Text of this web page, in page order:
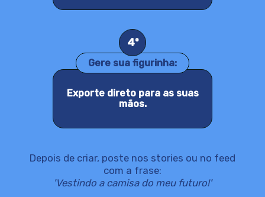
4º
Gere sua figurinha:
Exporte direto para as suas
mãos.
Depois de criar, poste nos stories ou no feed
com a frase:
'Vestindo a camisa do meu futuro!'